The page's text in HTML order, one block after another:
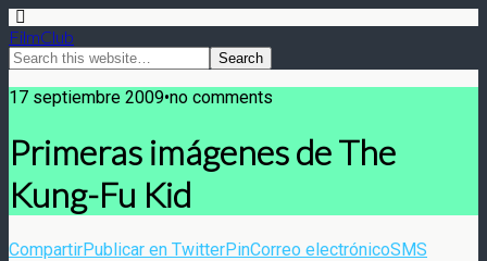
FilmClub
17 septiembre 2009•no comments
Primeras imágenes de The
Kung-Fu Kid
CompartirPublicar en TwitterPinCorreo electrónicoSMS